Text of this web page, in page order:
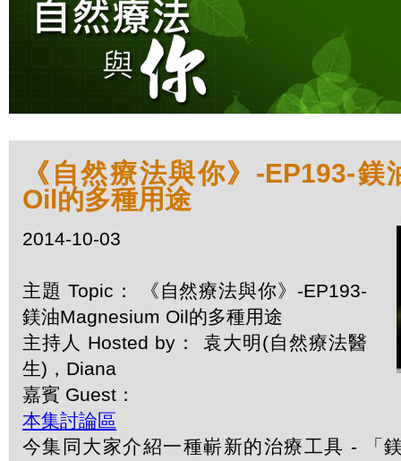
《自然療法與你》-EP193-鎂
Oil的多種用途
2014-10-03
主題 Topic： 《自然療法與你》-EP193-
鎂油Magnesium Oil的多種用途
主持人 Hosted by： 袁大明(自然療法醫
生)，Diana
嘉賓 Guest：
本集討論區
今集同大家介紹一種嶄新的治療工具 - 「